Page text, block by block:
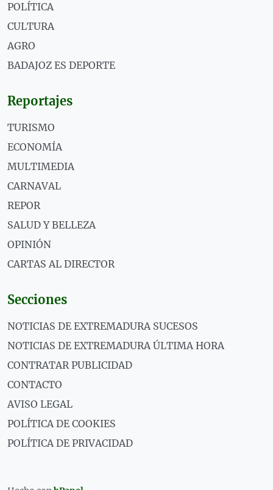
POLÍTICA
CULTURA
AGRO
BADAJOZ ES DEPORTE
Reportajes
TURISMO
ECONOMÍA
MULTIMEDIA
CARNAVAL
REPOR
SALUD Y BELLEZA
OPINIÓN
CARTAS AL DIRECTOR
Secciones
NOTICIAS DE EXTREMADURA SUCESOS
NOTICIAS DE EXTREMADURA ÚLTIMA HORA
CONTRATAR PUBLICIDAD
CONTACTO
AVISO LEGAL
POLÍTICA DE COOKIES
POLÍTICA DE PRIVACIDAD